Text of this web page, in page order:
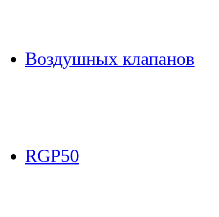
Воздушных клапанов
RGP50